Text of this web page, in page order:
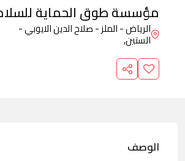
مؤسسة طوق الحماية
الرياض - الملز - صلاح الدين الايوبي -
الستين,
الوصف